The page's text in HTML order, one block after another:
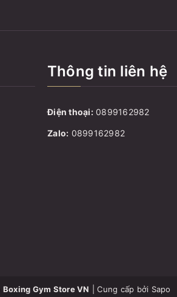
Thông tin liên hệ
Điện thoại: 0899162982
Zalo: 0899162982
Boxing Gym Store VN Cung cấp bởi Sapo